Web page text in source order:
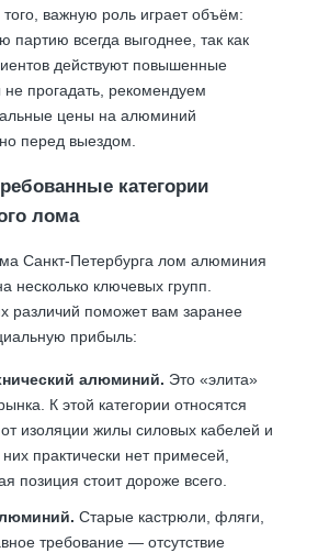
важную роль играет объём:
партию всегда выгоднее, так как
действуют повышенные
прогадать, рекомендуем
цены на алюминий
перед выездом.
категории
лома
Санкт-Петербурга лом алюминия
несколько ключевых групп.
различий поможет вам заранее
прибыль:
алюминий. Это «элита»
К этой категории относятся
изоляции жилы силовых кабелей и
практически нет примесей,
позиция стоит дороже всего.
Старые кастрюли, фляги,
требование — отсутствие